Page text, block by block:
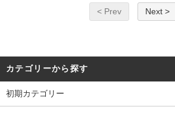
< Prev Next >
カテゴリーから探す
初期カテゴリー